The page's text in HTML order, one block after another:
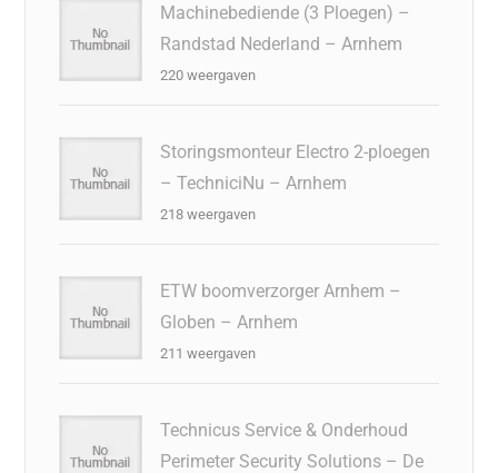
Machinebediende (3 Ploegen) –
Randstad Nederland – Arnhem
220 weergaven
Storingsmonteur Electro 2-ploegen
– TechniciNu – Arnhem
218 weergaven
ETW boomverzorger Arnhem –
Globen – Arnhem
211 weergaven
Technicus Service & Onderhoud
Perimeter Security Solutions – De